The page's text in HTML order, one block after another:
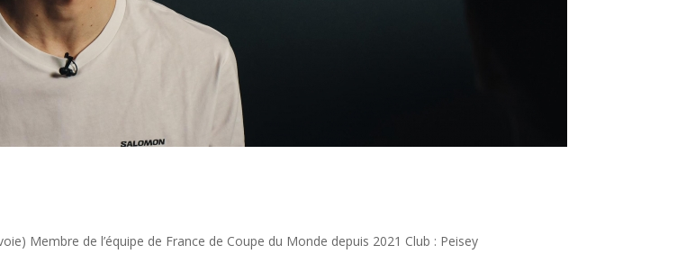
Membre de l’équipe de France de Coupe du Monde depuis 2021 Club : Peisey